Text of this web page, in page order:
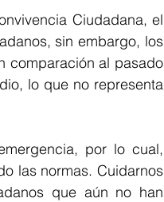
Ciudadana, el
sin embargo, los
comparación al pasado
lo que no representa
las normas. Cuidarnos
que aún no han